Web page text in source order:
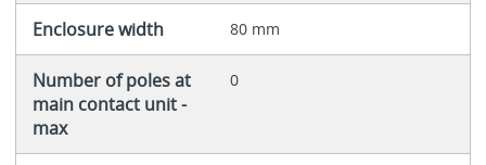
Enclosure width 80 mm
Number of poles at
main contact unit -
max
0